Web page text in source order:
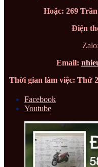
Hoặc: 269
Điện
Zalo:
Email:
Thời gian làm việc: Thứ
Facebook
Youtube